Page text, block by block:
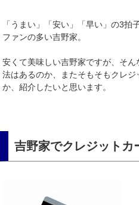
「うまい」「安い」「早い」の3拍
ファンの多い吉野家。
安くて美味しい吉野家ですが、そ
法はあるのか、またそもそもクレ
か、紹介したいと思います。
吉野家でクレジットカ